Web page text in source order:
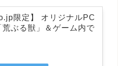
限定】 オリジナルPC
ぶる獣」＆ゲーム内で